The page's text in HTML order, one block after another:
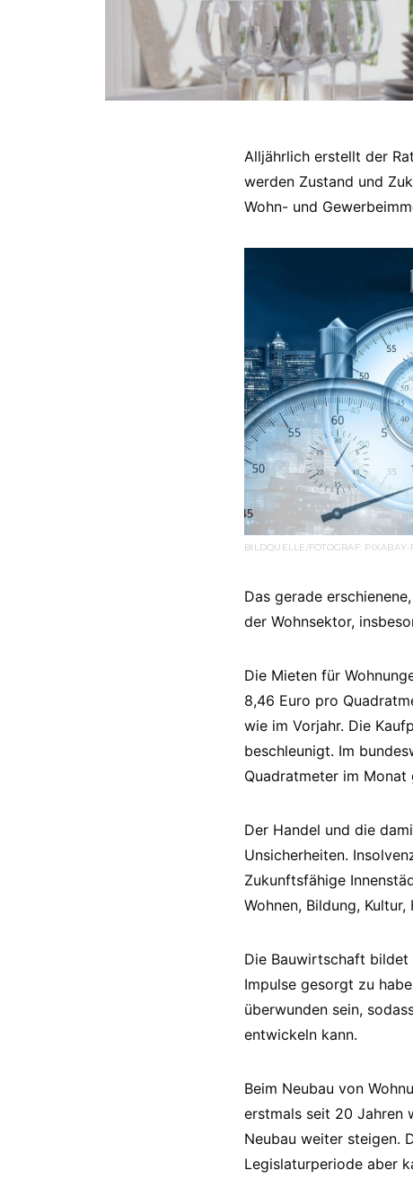
Alljährlich erstellt der
werden Zustand und
Wohn- und
BILDQUELLE/FOTOGRAF:
Das gerade
der Wohnsektor,
Die Mieten für
8,46 Euro pro
wie im Vorjahr. Die
beschleunigt. Im
Quadratmeter im Monat
Der Handel und die
Unsicherheiten.
Zukunftsfähige
Wohnen, Bildung,
Die Bauwirtschaft bildet
Impulse gesorgt zu
überwunden sein,
entwickeln kann.
Beim Neubau von
erstmals seit 20 Jahren
Neubau weiter steigen.
Legislaturperiode aber